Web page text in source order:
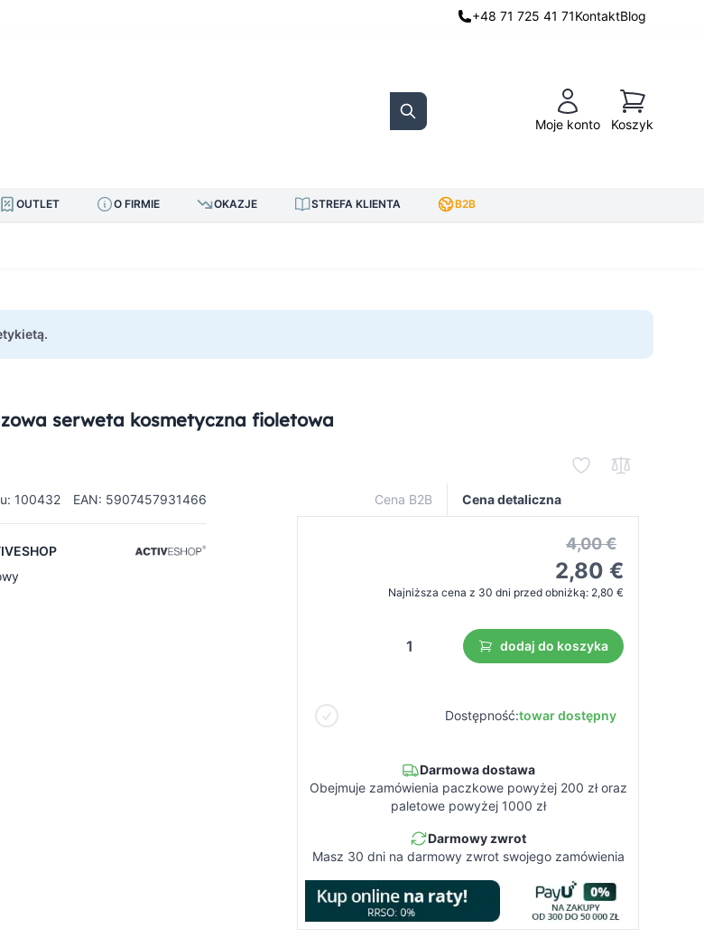
+48 71 725 41 71KontaktBlog
Search Moje konto
Koszyk
Koszyk
OUTLET O FIRMIE OKAZJE STREFA KLIENTA B2B
serweta kosmetyczna fioletowa
100432 EAN: 5907457931466 Cena B2B Cena detaliczna
4,00 €
2,80 €
Najniższa cena z 30 dni przed obniżką: 2,80 €
dodaj do koszyka
Dostępność:towar dostępny
Darmowa dostawa
Obejmuje zamówienia paczkowe powyżej 200 zł oraz
paletowe powyżej 1000 zł
Darmowy zwrot
Masz 30 dni na darmowy zwrot swojego zamówienia